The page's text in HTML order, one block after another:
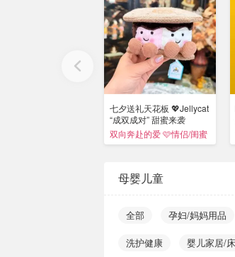
七夕送礼天花板 💖Jellycat
“成双成对” 甜蜜来袭
双向奔赴的爱 🩷情侣/闺蜜
送礼
母婴儿童
全部 孕妇/妈妈用品
洗护健康 婴儿家居/